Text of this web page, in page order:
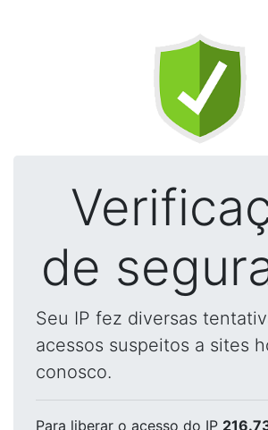
de
Seu IP fez diversas
acessos suspeitos a sites
conosco.
Para liberar o acesso do IP